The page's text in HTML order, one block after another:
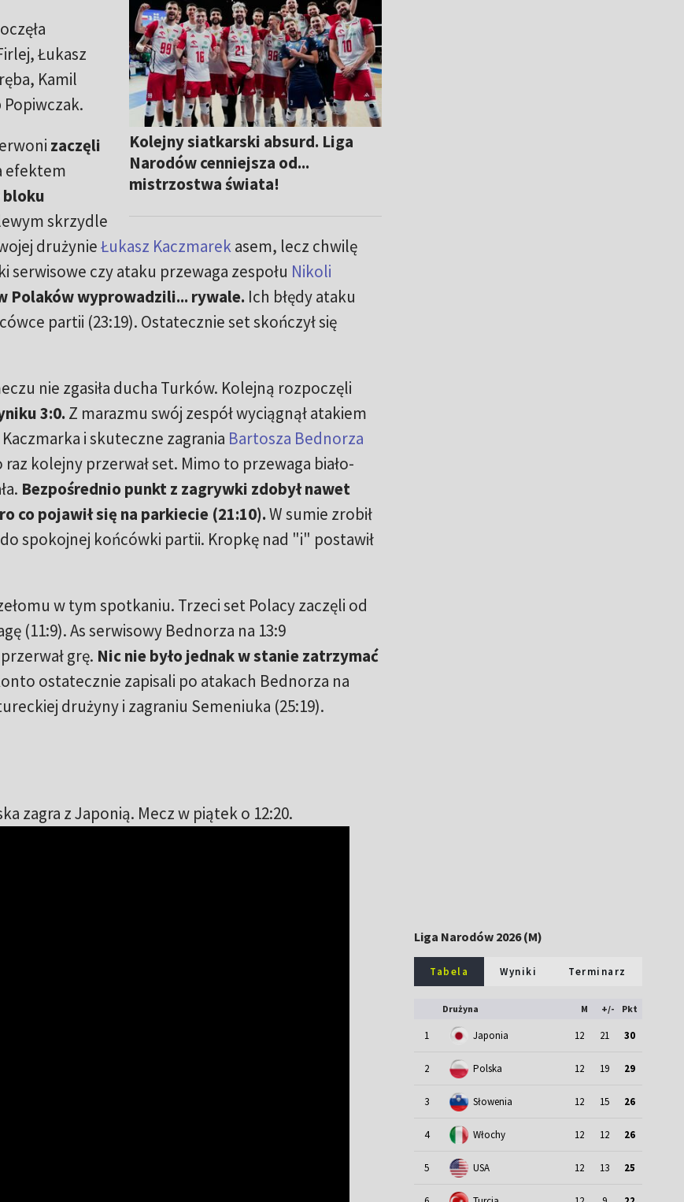
Kolejny siatkarski absurd. Liga
Narodów cenniejsza od...
mistrzostwa świata!
Łukasz
Kamil
zaczęli
efektem
skrzydle
drużynieŁukasz Kaczmarekasem, lecz chwilę
serwisowe czy ataku przewaga zespołu Nikoli
Polaków wyprowadzili... rywale. Ich błędy ataku
partii (23:19). Ostatecznie set skończył się
nie zgasiła ducha Turków. Kolejną rozpoczęli
3:0. Z marazmu swój zespół wyciągnął atakiem
i skuteczne zagrania Bartosza Bednorza
kolejny przerwał set. Mimo to przewaga biało-
Bezpośrednio punkt z zagrywki zdobył nawet
co pojawił się na parkiecie (21:10).W sumie zrobił
spokojnej końcówki partii. Kropkę nad "i" postawił
w tym spotkaniu. Trzeci set Polacy zaczęli od
(11:9). As serwisowy Bednorza na 13:9
grę. Nic nie było jednak w stanie zatrzymać
ostatecznie zapisali po atakach Bednorza na
drużyny i zagraniu Semeniuka (25:19).
zagra z Japonią. Mecz w piątek o 12:20.
Liga Narodów 2026 (M)
Tabela Wyniki Terminarz
Drużyna M +/- Pkt
1 Japonia 12 21 30
2 Polska 12 19 29
3 Słowenia 12 15 26
4 Włochy 12 12 26
5 USA 12 13 25